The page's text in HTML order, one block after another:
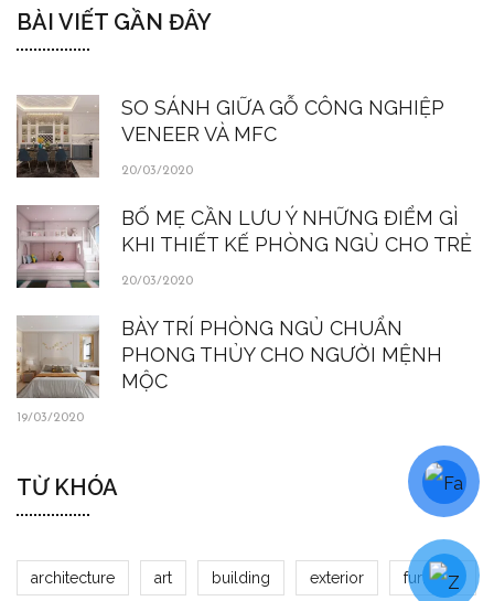
BÀI VIẾT GẦN ĐÂY
SO SÁNH GIỮA GỖ CÔNG NGHIỆP
VENEER VÀ MFC
20/03/2020
BỐ MẸ CẦN LƯU Ý NHỮNG ĐIỂM GÌ
KHI THIẾT KẾ PHÒNG NGỦ CHO TRẺ
20/03/2020
BÀY TRÍ PHÒNG NGỦ CHUẨN
PHONG THỦY CHO NGƯỜI MỆNH
MỘC
19/03/2020
TỪ KHÓA
architecture art building exterior furniture